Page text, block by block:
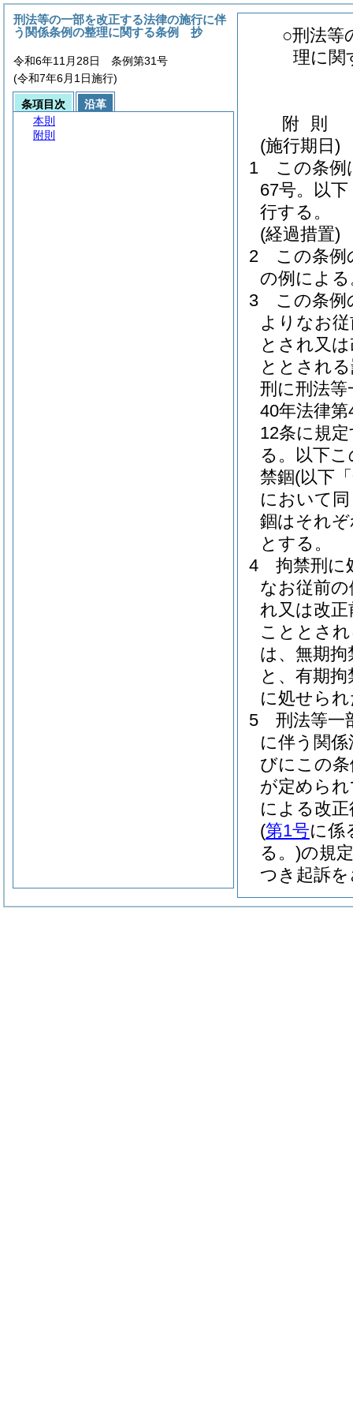
○刑法等
理に
附 則
(施行期日)
1
この条例
67号。以
行する。
(経過措置)
2
この条
の例による
3
この条例
よりなお
とされ又
ととされ
刑に刑法等
40年法律
12条に規
る。以下
禁錮(以下
において
錮はそれ
とする。
4
拘禁刑に
なお従前
れ又は改
こととさ
は、無期
と、有期
に処せら
5
刑法等一
に伴う関
びにこの
が定めら
による改
(第1号に係
る。)の規
つき起訴
刑法等の一部を改正する法律の施行に伴
う関係条例の整理に関する条例 抄
令和6年11月28日 条例第31号
(令和7年6月1日施行)
条項目次
沿革
本則
附則